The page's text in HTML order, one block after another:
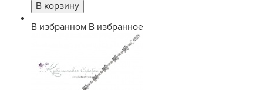
В избранном В избранное